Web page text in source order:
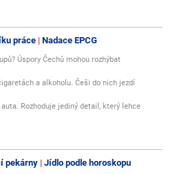
práce Nadace EPCG
Úspory Čechů mohou rozhýbat
a alkoholu. Češi do nich jezdí
Rozhoduje jediný detail, který lehce
pekárny Jídlo podle horoskopu